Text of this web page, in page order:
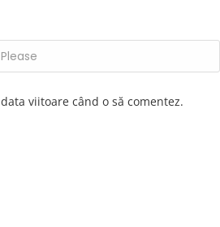
viitoare când o să comentez.